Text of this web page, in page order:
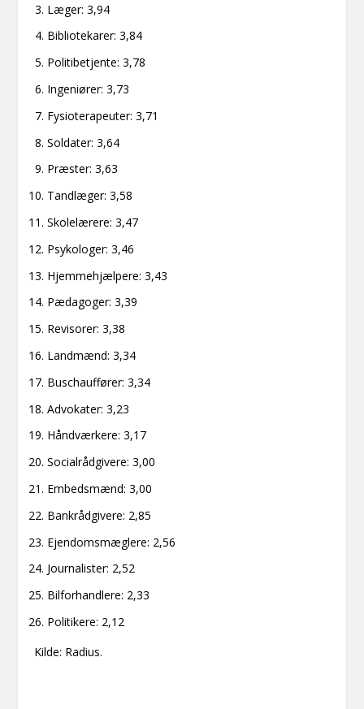
Læger: 3,94
Bibliotekarer: 3,84
Politibetjente: 3,78
Ingeniører: 3,73
Fysioterapeuter: 3,71
Soldater: 3,64
Præster: 3,63
Tandlæger: 3,58
Skolelærere: 3,47
Psykologer: 3,46
Hjemmehjælpere: 3,43
Pædagoger: 3,39
Revisorer: 3,38
Landmænd: 3,34
Buschauffører: 3,34
Advokater: 3,23
Håndværkere: 3,17
Socialrådgivere: 3,00
Embedsmænd: 3,00
Bankrådgivere: 2,85
Ejendomsmæglere: 2,56
Journalister: 2,52
Bilforhandlere: 2,33
Politikere: 2,12
Kilde: Radius.